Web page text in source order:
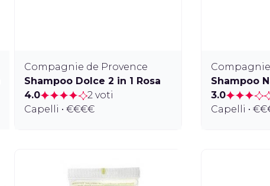
Compagnie de Provence
Shampoo Dolce 2 in 1 Rosa
4.0
2 voti
Capelli • €€€€
Shampoo
3.0
Capelli •